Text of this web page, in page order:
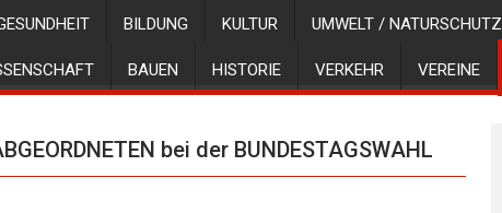
BILDUNG KULTUR UMWELT / NATURSCHUTZ
BAUEN HISTORIE VERKEHR VEREINE
bei der BUNDESTAGSWAHL